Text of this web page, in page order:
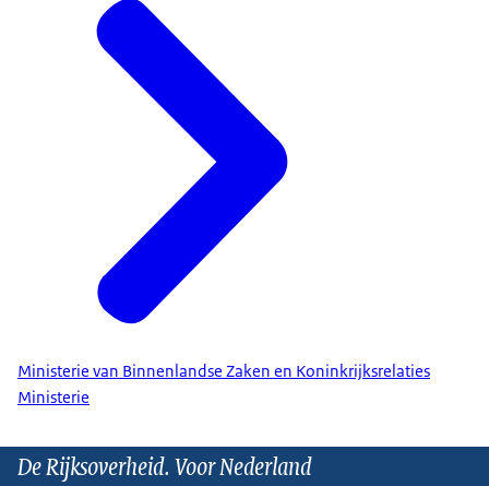
Ministerie van Binnenlandse Zaken en Koninkrijksrelaties
Ministerie
De Rijksoverheid. Voor Nederland